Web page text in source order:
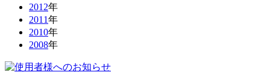
2012年
2011年
2010年
2008年